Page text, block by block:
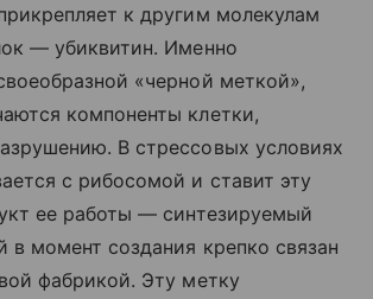
к другим молекулам
— убиквитин. Именно
«черной меткой»,
компоненты клетки,
В стрессовых условиях
с рибосомой и ставит эту
ее работы — синтезируемый
в момент создания крепко связан
фабрикой. Эту метку